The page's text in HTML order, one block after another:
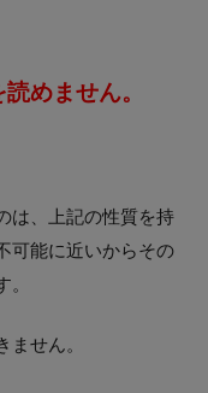
めません。
は、上記の性質を持
可能に近いからその
せん。